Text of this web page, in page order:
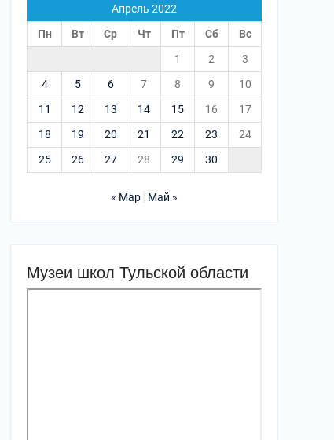
Апрель 2022
Пн
Вт Ср Чт Пт Сб
Вс
1
2
3
4
5 6 7 8 9
10
11
12 13 14 15 16
17
18
19 20 21 22 23
24
25
26 27 28 29 30
« Мар Май »
Музеи школ Тульской области